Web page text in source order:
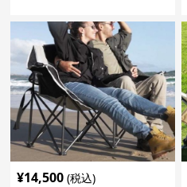
¥14,500 (税込)